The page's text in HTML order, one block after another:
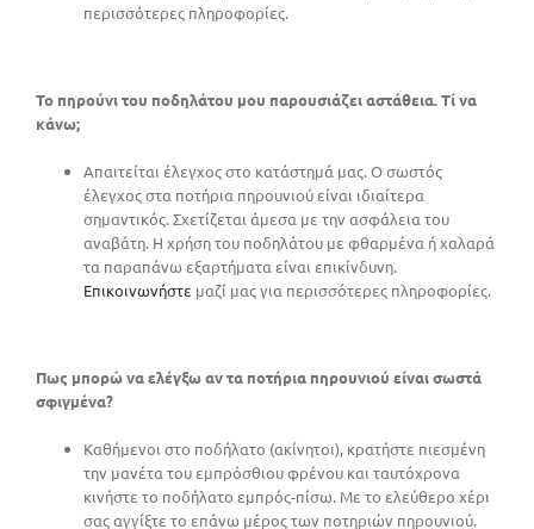
περισσότερες πληροφορίες.
Το πηρούνι του ποδηλάτου μου παρουσιάζει αστάθεια. Τί να
κάνω;
Απαιτείται έλεγχος στο κατάστημά μας. Ο σωστός
έλεγχος στα ποτήρια πηρουνιού είναι ιδιαίτερα
σημαντικός. Σχετίζεται άμεσα με την ασφάλεια του
αναβάτη. Η χρήση του ποδηλάτου με φθαρμένα ή χαλαρά
τα παραπάνω εξαρτήματα είναι επικίνδυνη.
Επικοινωνήστε μαζί μας για περισσότερες πληροφορίες.
Πως μπορώ να ελέγξω αν τα ποτήρια πηρουνιού είναι σωστά
σφιγμένα?
Καθήμενοι στο ποδήλατο (ακίνητοι), κρατήστε πιεσμένη
την μανέτα του εμπρόσθιου φρένου και ταυτόχρονα
κινήστε το ποδήλατο εμπρός-πίσω. Με το ελεύθερο χέρι
σας αγγίξτε το επάνω μέρος των ποτηριών πηρουνιού.